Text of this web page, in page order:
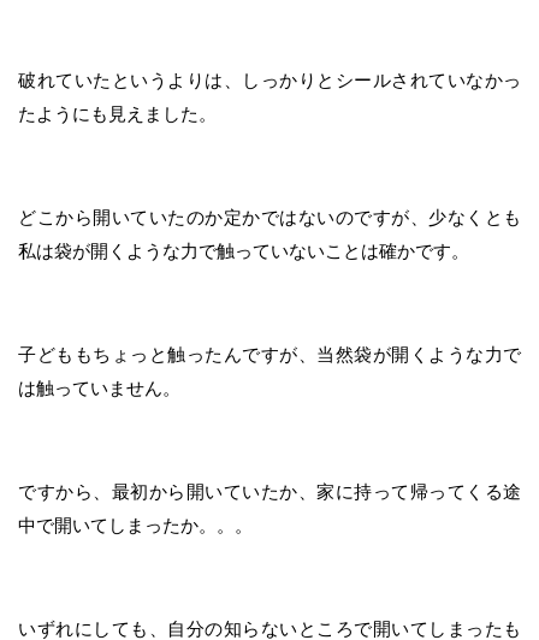
破れていたというよりは、しっかりとシールされていなかっ
たようにも見えました。
どこから開いていたのか定かではないのですが、少なくとも
私は袋が開くような力で触っていないことは確かです。
子どももちょっと触ったんですが、当然袋が開くような力で
は触っていません。
ですから、最初から開いていたか、家に持って帰ってくる途
中で開いてしまったか。。。
いずれにしても、自分の知らないところで開いてしまったも